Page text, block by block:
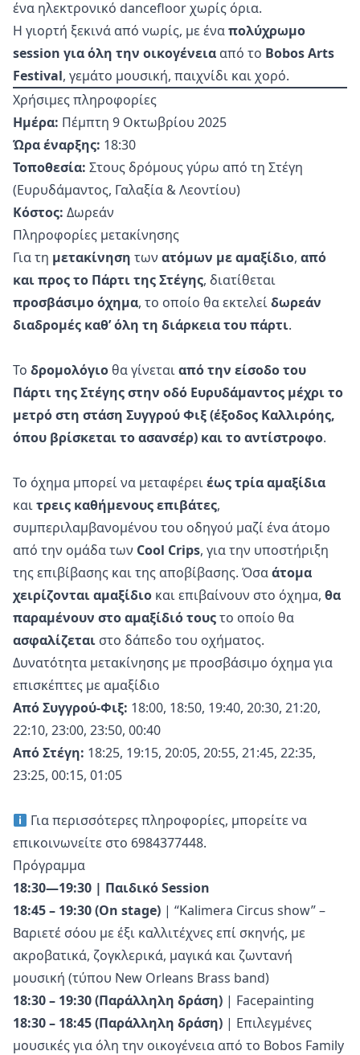
ένα ηλεκτρονικό dancefloor χωρίς όρια.
Η γιορτή ξεκινά από νωρίς, με έναπολύχρωμο
session για όλη την οικογένεια από το Bobos Arts
Festival, γεμάτο μουσική, παιχνίδι και χορό.
Χρήσιμες πληροφορίες
Ημέρα: Πέμπτη 9 Οκτωβρίου 2025
Ώρα έναρξης: 18:30
Τοποθεσία: Στους δρόμους γύρω από τη Στέγη
(Ευρυδάμαντος, Γαλαξία & Λεοντίου)
Κόστος: Δωρεάν
Πληροφορίες μετακίνησης
Για τη μετακίνηση των ατόμων με αμαξίδιο, από
και προς το Πάρτι της Στέγης, διατίθεται
προσβάσιμο όχημα, το οποίο θα εκτελείδωρεάν
διαδρομές καθ’ όλη τη διάρκεια του πάρτι.
Το δρομολόγιο θα γίνεταιαπό την είσοδο του
Πάρτι της Στέγης στην οδό Ευρυδάμαντος μέχρι το
μετρό στη στάση Συγγρού Φιξ(έξοδος Καλλιρόης,
όπου βρίσκεται το ασανσέρ) και το αντίστροφο.
Το όχημα μπορεί να μεταφέρειέως τρία αμαξίδια
καιτρεις καθήμενους επιβάτες,
συμπεριλαμβανομένου του οδηγού μαζί ένα άτομο
από την ομάδα των Cool Crips, για την υποστήριξη
της επιβίβασης και της αποβίβασης. Όσαάτομα
χειρίζονται αμαξίδιο και επιβαίνουν στο όχημα, θα
παραμένουν στο αμαξίδιό τουςτο οποίο θα
ασφαλίζεται στο δάπεδο του οχήματος.
Δυνατότητα μετακίνησης με προσβάσιμο όχημα για
επισκέπτες με αμαξίδιο
Από Συγγρού-Φιξ: 18:00, 18:50, 19:40, 20:30, 21:20,
22:10, 23:00, 23:50, 00:40
Από Στέγη: 18:25, 19:15, 20:05, 20:55, 21:45, 22:35,
23:25, 00:15, 01:05
Για περισσότερες πληροφορίες, μπορείτε να
επικοινωνείτε στο 6984377448.
Πρόγραμμα
18:30—19:30 | Παιδικό Session
18:45 – 19:30 (On stage) | “Kalimera Circus show” –
Βαριετέ σόου με έξι καλλιτέχνες επί σκηνής, με
ακροβατικά, ζογκλερικά, μαγικά και ζωντανή
μουσική (τύπου New Orleans Brass band)
18:30 – 19:30(Παράλληλη δράση) | Facepainting
18:30 – 18:45(Παράλληλη δράση) | Επιλεγμένες
μουσικές για όλη την οικογένεια από το Bobos Family